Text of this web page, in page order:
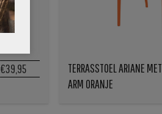
€39,95
TERRASSTOEL ARIANE MET
ARM ORANJE